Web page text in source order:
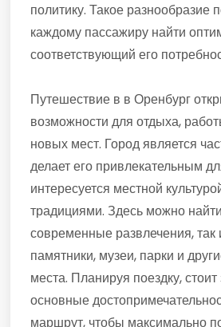
политику. Такое разнообразие
каждому пассажиру найти
соответствующий его
Путешествие в в Оренбург
возможности для отдыха,
новых мест. Город является
делает его привлекательным
интересуется местной
традициями. Здесь можно
современные развлечения, так
памятники, музеи, парки и
места. Планируя поездку,
основные
маршрут, чтобы максимально